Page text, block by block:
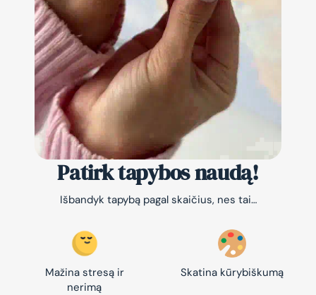
Patirk tapybos naudą!
Išbandyk tapybą pagal skaičius, nes tai…
Mažina stresą ir
nerimą
Skatina kūrybiškumą